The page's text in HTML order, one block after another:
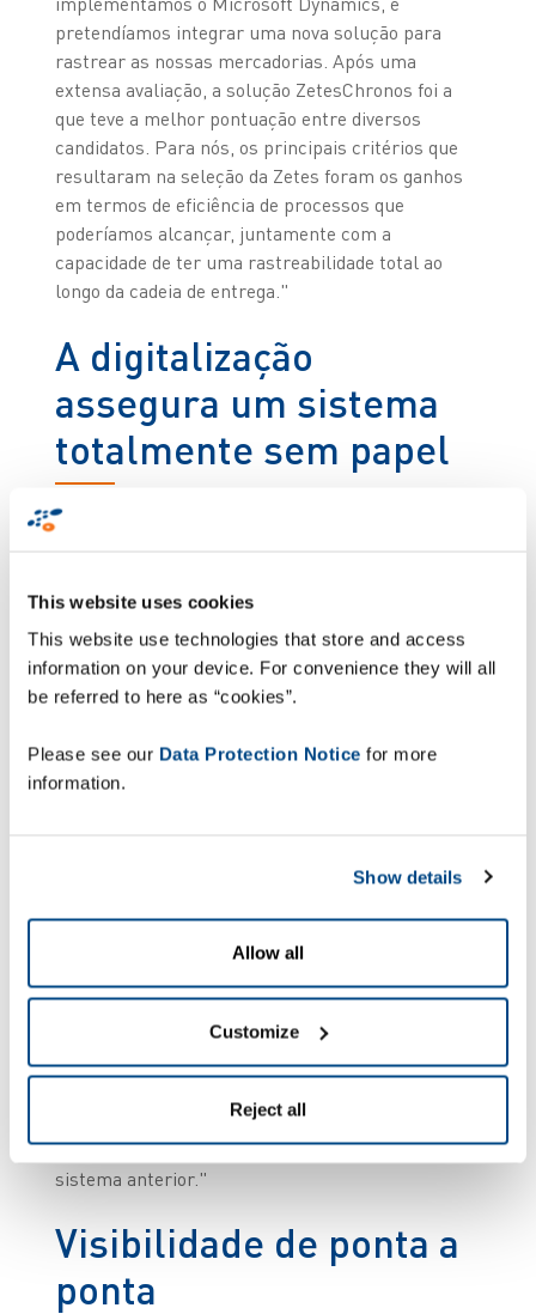
This website uses cookies
This website use technologies that store and access
information on your device. For convenience they will all
be referred to here as “cookies”.
Please see our Data Protection Notice for more
information.
Show details
Allow all
Customize
Reject all
pretendíamos integrar uma nova solução para
rastrear as nossas mercadorias. Após uma
extensa avaliação, a solução ZetesChronos foi a
que teve a melhor pontuação entre diversos
candidatos. Para nós, os principais critérios que
resultaram na seleção da Zetes foram os ganhos
em termos de eficiência de processos que
poderíamos alcançar, juntamente com a
capacidade de ter uma rastreabilidade total ao
longo da cadeia de entrega."
A digitalização
assegura um sistema
totalmente sem papel
Equipados com dispositivos móveis robustos, os
motoristas como os gestores têm total
visibilidade da mercadoria e do seu estado. A
integração da assinatura digital de documentos
substitui os anteriores documentos baseados em
transporta para cada ponto de entrega. Filip De
Wit: "Anteriormente, este processo envolvia uma
enorme poupança de tempo porque já não temos
de imprimir os documentos individualmente.
Somos pioneiros em documentos CMR digitais,
controlar os vazios; dispomos de visibilidade da
expedição em tempo real, com a capacidade de
monitorizar com precisão as devoluções de
sistema flexível que permite ajustes ou
atualizações simples, ao contrário do nosso
sistema anterior."
Visibilidade de ponta a
ponta